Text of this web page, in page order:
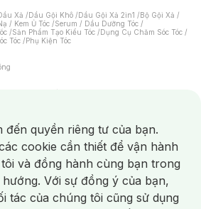
Xả /Dầu Gội Khô /Dầu Gội Xả 2in1 /Bộ Gội Xả /
/ Kem Ủ Tóc /Serum / Dầu Dưỡng Tóc /
/Sản Phẩm Tạo Kiểu Tóc /Dụng Cụ Chăm Sóc Tóc /
Tóc /Phụ Kiện Tóc
Massage/Mặt Nạ Xông Hơi /Nước Rửa Tay/
Chải Đánh Răng /Bàn Chải Điện/
/Máy Tăm Nước/ Nước Súc Miệng/
/ Dung Dịch Vệ Sinh/Dưỡng Vùng Kín/
Vệ Sinh/Tampon/Bọt Cạo Râu /Dao Cạo Râu/
Khô / Mất Nước/ Da Lão Hóa/ Da Mụn/
Màu Thâm / Nám / Tàn Nhang
đến quyền riêng tư của bạn.
cookie cần thiết để vận hành
và đồng hành cùng bạn trong
Với sự đồng ý của bạn,
tác của chúng tôi cũng sử dụng